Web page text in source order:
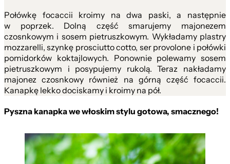
Połówkę focaccii kroimy na dwa paski, a następnie
w poprzek. Dolną część smarujemy majonezem
czosnkowym i sosem pietruszkowym. Wykładamy plastry
mozzarelli, szynkę prosciutto cotto, ser provolone i połówki
pomidorków koktajlowych. Ponownie polewamy sosem
pietruszkowym i posypujemy rukolą. Teraz nakładamy
majonez czosnkowy również na górną część focaccii.
Kanapkę lekko dociskamy i kroimy na pół.
Pyszna kanapka we włoskim stylu gotowa, smacznego!